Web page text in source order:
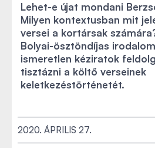
Lehet-e újat mondani
Milyen kontextusban mit
versei a kortársak
Bolyai-ösztöndíjas
ismeretlen kéziratok
tisztázni a költő verseinek
keletkezéstörténetét.
2020. ÁPRILIS 27.